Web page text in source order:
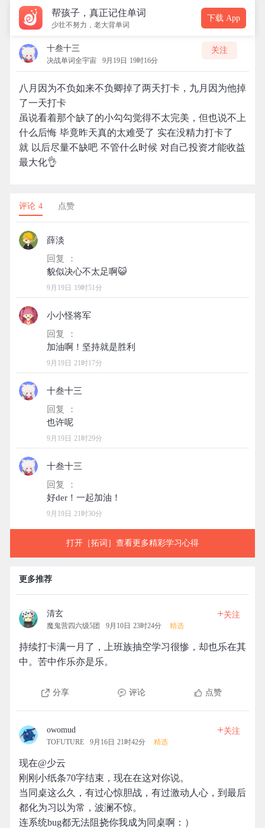
帮孩子，真正记住单词
少壮不努力，老大背单词
下载 App
十叁十三
决战单词全宇宙 9月19日 19时16分
关注
八月因为不负如来不负卿掉了两天打卡，九月因为他掉
了一天打卡
虽说看着那个缺了的小勾勾觉得不太完美，但也说不上
什么后悔 毕竟昨天真的太难受了 实在没精力打卡了
就 以后尽量不缺吧 不管什么时候 对自己投资才能收益
最大化👌
评论 4 点赞
薛淡
回复 ：
9月19日 19时51分
小小怪将军
回复 ：
9月19日 21时17分
十叁十三
回复 ：
9月19日 21时29分
十叁十三
回复 ：
9月19日 21时30分
打开［拓词］查看更多精彩学习心得
更多推荐
清玄
魔鬼营四六级5团 9月10日 23时24分 精选
+关注
持续打卡满一月了，上班族抽空学习很惨，却也乐在其
中。苦中作乐亦是乐。
分享 评论 点赞
owomud
TOFUTURE 9月16日 21时42分 精选
+关注
现在@少云
刚刚小纸条70字结束，现在在这对你说。
当同桌这么久，有过心惊胆战，有过激动人心，到最后
都化为习以为常，波澜不惊。
连系统bug都无法阻挠你我成为同桌啊：）